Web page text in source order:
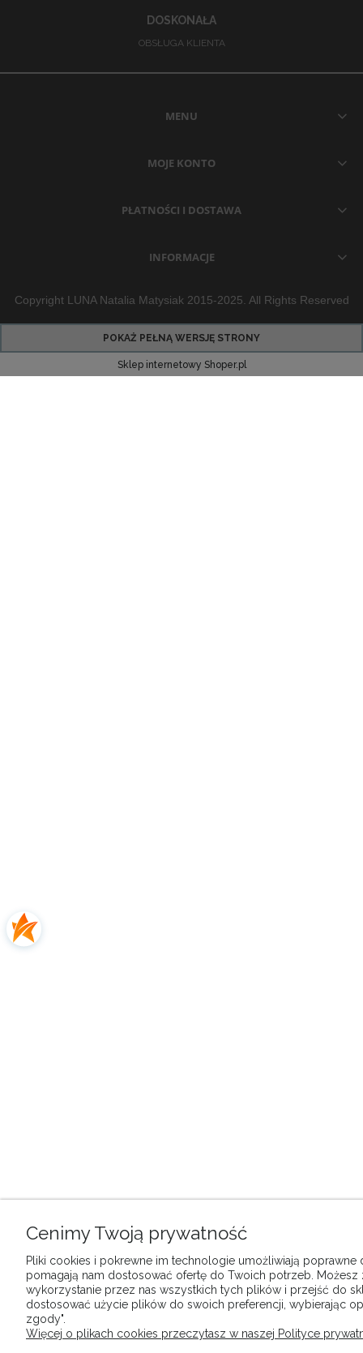
DOSKONAŁA
OBSŁUGA KLIENTA
MENU
MOJE KONTO
PŁATNOŚCI I DOSTAWA
INFORMACJE
Copyright LUNA Natalia Matysiak 2015-2025. All Rights Reserved
POKAŻ PEŁNĄ WERSJĘ STRONY
Sklep internetowy Shoper.pl
Cenimy Twoją prywatność
Pliki cookies i pokrewne im technologie umożliwiają poprawne
pomagają nam dostosować ofertę do Twoich potrzeb. Możesz
wykorzystanie przez nas wszystkich tych plików i przejść do
dostosować użycie plików do swoich preferencji, wybierając
zgody".
Więcej o plikach cookies przeczytasz w naszej Polityce